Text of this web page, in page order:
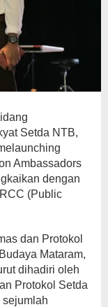
Setda NTB,
Ambassadors
dengan
(Public
dan Protokol
Mataram,
dihadiri oleh
Protokol Setda
sejumlah